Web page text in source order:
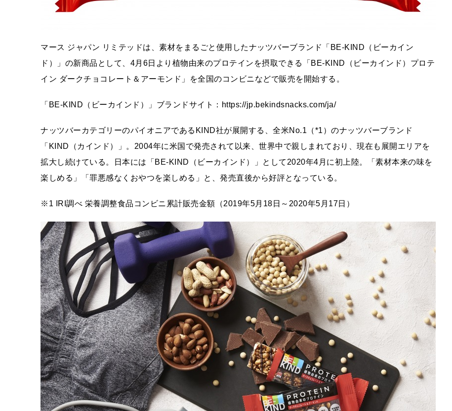
マース ジャパン リミテッドは、素材をまるごと使用したナッツバーブランド「BE-KIND（ビーカイン
ド）」の新商品として、4月6日より植物由来のプロテインを摂取できる「BE-KIND（ビーカインド）プロテ
イン ダークチョコレート＆アーモンド」を全国のコンビニなどで販売を開始する。
「BE-KIND（ビーカインド）」ブランドサイト：https://jp.bekindsnacks.com/ja/
ナッツバーカテゴリーのパイオニアであるKIND社が展開する、全米No.1（*1）のナッツバーブランド
「KIND（カインド）」。2004年に米国で発売されて以来、世界中で親しまれており、現在も展開エリアを
拡大し続けている。日本には「BE-KIND（ビーカインド）」として2020年4月に初上陸。「素材本来の味を
楽しめる」「罪悪感なくおやつを楽しめる」と、発売直後から好評となっている。
※1 IRI調べ 栄養調整食品コンビニ累計販売金額（2019年5月18日～2020年5月17日）